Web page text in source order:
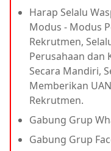
Harap Selalu
Modus - Modus
Rekrutmen,
Perusahaan dan
Secara Mandiri,
Memberikan
Rekrutmen.
Gabung Grup
Gabung Grup